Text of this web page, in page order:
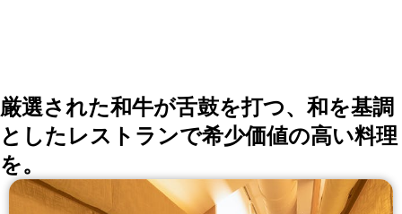
厳選された和牛が舌鼓を打つ、和を基調
としたレストランで希少価値の高い料理
を。